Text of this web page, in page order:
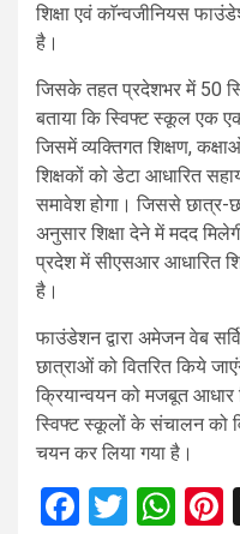
शिक्षा एवं काॅन्वजीनियस
है।
जिसके तहत प्रदेशभर में 50
बताया कि स्विफ्ट स्कूल एक
जिसमें व्यक्तिगत शिक्षण,
शिक्षकों को डेटा आधारित
समावेश होगा। जिससे
अनुसार शिक्षा देने में मदद
प्रदेश में सीएसआर आधारित
है।
फाउंडेशन द्वारा अमेजन वेब
छात्राओं को वितरित किये
क्रियान्वयन को मजबूत आधार
स्विफ्ट स्कूलों के संचालन को
चयन कर लिया गया है।
Facebook